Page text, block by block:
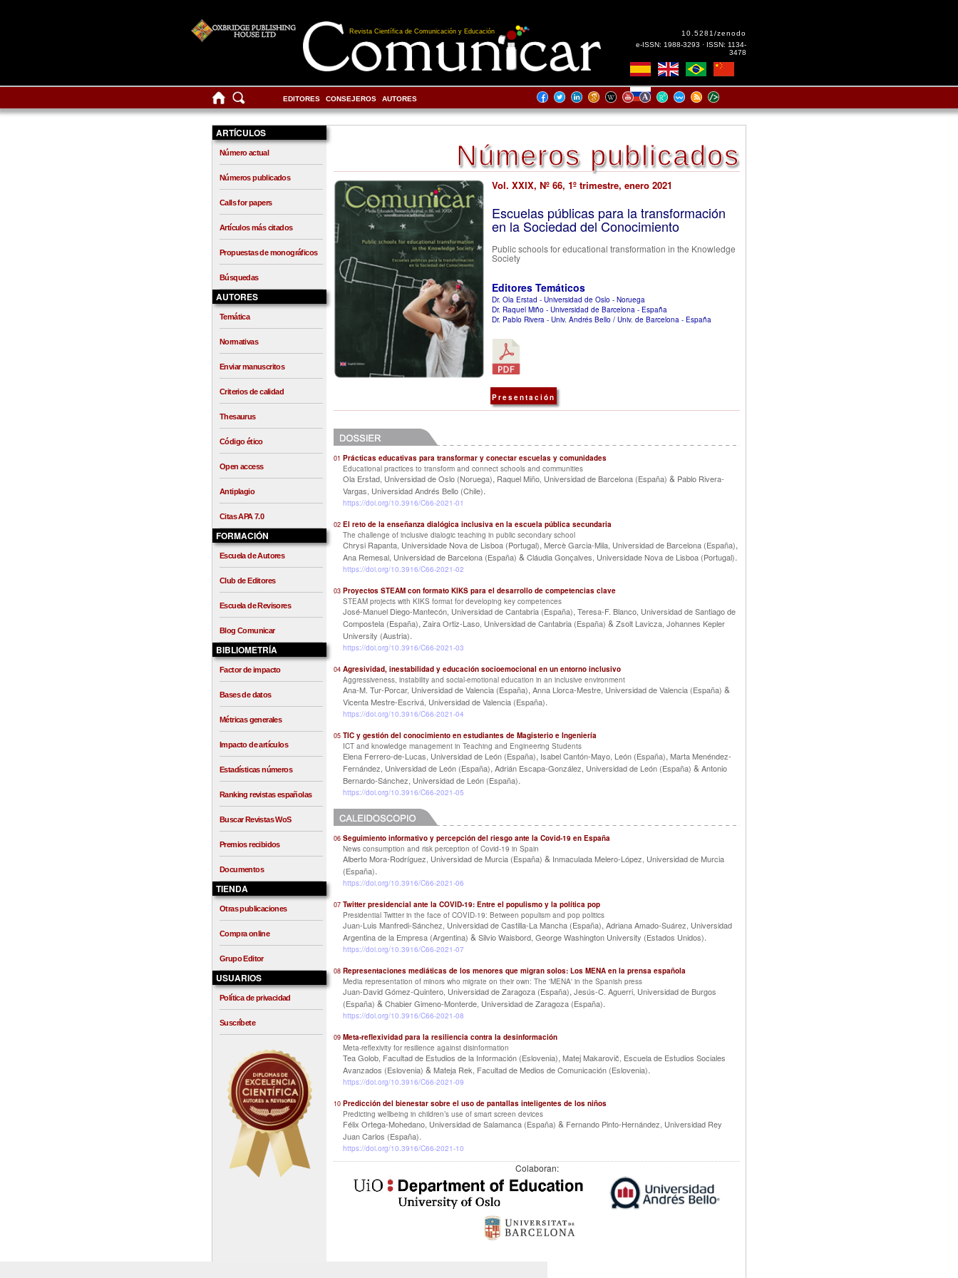
Revista Científica de Comunicación y Educación
10.5281/zenodo
e-ISSN: 1988-3293 · ISSN: 1134-
3478
EDITORES CONSEJEROS AUTORES
ARTÍCULOS
Número actual
Números publicados
Calls for papers
Artículos más citados
Propuestas de monográficos
Búsquedas
AUTORES
Temática
Normativas
Enviar manuscritos
Criterios de calidad
Thesaurus
Código ético
Open access
Antiplagio
Citas APA 7.0
FORMACIÓN
Escuela de Autores
Club de Editores
Escuela de Revisores
Blog Comunicar
BIBLIOMETRÍA
Factor de impacto
Bases de datos
Métricas generales
Impacto de artículos
Estadísticas números
Ranking revistas españolas
Buscar Revistas WoS
Premios recibidos
Documentos
TIENDA
Otras publicaciones
Compra online
Grupo Editor
USUARIOS
Política de privacidad
Suscríbete
Números publicados
Vol. XXIX, Nº 66, 1º trimestre, enero 2021
Escuelas públicas para la transformación
en la Sociedad del Conocimiento
Public schools for educational transformation in the Knowledge
Society
Editores Temáticos
Dr. Ola Erstad - Universidad de Oslo - Noruega
Dr. Raquel Miño - Universidad de Barcelona - España
Dr. Pablo Rivera - Univ. Andrés Bello / Univ. de Barcelona - España
Presentación
01 Prácticas educativas para transformar y conectar escuelas y comunidades
Educational practices to transform and connect schools and communities
Ola Erstad, Universidad de Oslo (Noruega), Raquel Miño, Universidad de Barcelona (España) & Pablo Rivera-
Vargas, Universidad Andrés Bello (Chile).
https://doi.org/10.3916/C66-2021-01
02 El reto de la enseñanza dialógica inclusiva en la escuela pública secundaria
The challenge of inclusive dialogic teaching in public secondary school
Chrysi Rapanta, Universidade Nova de Lisboa (Portugal), Mercè Garcia-Mila, Universidad de Barcelona (España),
Ana Remesal, Universidad de Barcelona (España) & Cláudia Gonçalves, Universidade Nova de Lisboa (Portugal).
https://doi.org/10.3916/C66-2021-02
03 Proyectos STEAM con formato KIKS para el desarrollo de competencias clave
STEAM projects with KIKS format for developing key competences
José-Manuel Diego-Mantecón, Universidad de Cantabria (España), Teresa-F. Blanco, Universidad de Santiago de
Compostela (España), Zaira Ortiz-Laso, Universidad de Cantabria (España) & Zsolt Lavicza, Johannes Kepler
University (Austria).
https://doi.org/10.3916/C66-2021-03
04 Agresividad, inestabilidad y educación socioemocional en un entorno inclusivo
Aggressiveness, instability and social-emotional education in an inclusive environment
Ana-M. Tur-Porcar, Universidad de Valencia (España), Anna Llorca-Mestre, Universidad de Valencia (España) &
Vicenta Mestre-Escrivá, Universidad de Valencia (España).
https://doi.org/10.3916/C66-2021-04
05 TIC y gestión del conocimiento en estudiantes de Magisterio e Ingeniería
ICT and knowledge management in Teaching and Engineering Students
Elena Ferrero-de-Lucas, Universidad de León (España), Isabel Cantón-Mayo, León (España), Marta Menéndez-
Fernández, Universidad de León (España), Adrián Escapa-González, Universidad de León (España) & Antonio
Bernardo-Sánchez, Universidad de León (España).
https://doi.org/10.3916/C66-2021-05
06 Seguimiento informativo y percepción del riesgo ante la Covid-19 en España
News consumption and risk perception of Covid-19 in Spain
Alberto Mora-Rodríguez, Universidad de Murcia (España) & Inmaculada Melero-López, Universidad de Murcia
(España).
https://doi.org/10.3916/C66-2021-06
07 Twitter presidencial ante la COVID-19: Entre el populismo y la política pop
Presidential Twitter in the face of COVID-19: Between populism and pop politics
Juan-Luis Manfredi-Sánchez, Universidad de Castilla-La Mancha (España), Adriana Amado-Suárez, Universidad
Argentina de la Empresa (Argentina) & Silvio Waisbord, George Washington University (Estados Unidos).
https://doi.org/10.3916/C66-2021-07
08 Representaciones mediáticas de los menores que migran solos: Los MENA en la prensa española
Media representation of minors who migrate on their own: The 'MENA' in the Spanish press
Juan-David Gómez-Quintero, Universidad de Zaragoza (España), Jesús-C. Aguerri, Universidad de Burgos
(España) & Chabier Gimeno-Monterde, Universidad de Zaragoza (España).
https://doi.org/10.3916/C66-2021-08
09 Meta-reflexividad para la resiliencia contra la desinformación
Meta-reflexivity for resilience against disinformation
Tea Golob, Facultad de Estudios de la Información (Eslovenia), Matej Makarovič, Escuela de Estudios Sociales
Avanzados (Eslovenia) & Mateja Rek, Facultad de Medios de Comunicación (Eslovenia).
https://doi.org/10.3916/C66-2021-09
10 Predicción del bienestar sobre el uso de pantallas inteligentes de los niños
Predicting wellbeing in children’s use of smart screen devices
Félix Ortega-Mohedano, Universidad de Salamanca (España) & Fernando Pinto-Hernández, Universidad Rey
Juan Carlos (España).
https://doi.org/10.3916/C66-2021-10
Colaboran: